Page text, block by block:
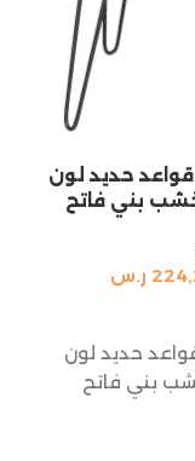
حديد لون
بني فاتح
ر.س
حديد لون
بني فاتح